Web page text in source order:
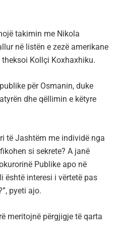
takimin me Nikola
në listën e zezë amerikane
theksoi Kollçi Koxhaxhiku.
për Osmanin, duke
dhe qëllimin e këtyre
të Jashtëm me individë nga
si sekrete? A janë
Publike apo në
është interesi i vërtetë pas
pyeti ajo.
meritojnë përgjigje të qarta